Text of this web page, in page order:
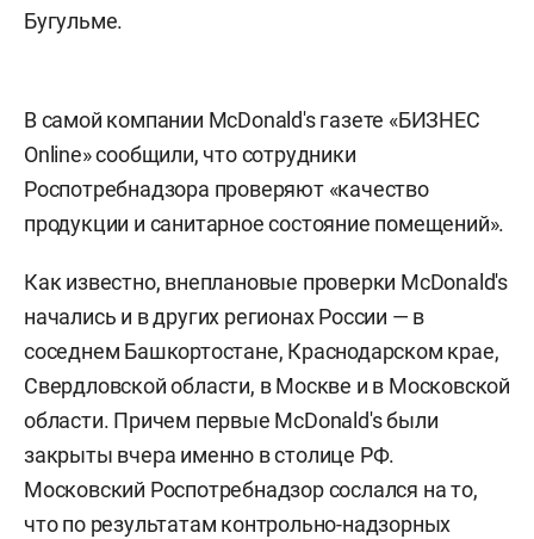
Бугульме.
В самой компании МсDonald's газете «БИЗНЕС
Online» сообщили, что сотрудники
Роспотребнадзора проверяют «качество
продукции и санитарное состояние помещений».
Как известно, внеплановые проверки МсDonald's
начались и в других регионах России — в
соседнем Башкортостане, Краснодарском крае,
Свердловской области, в Москве и в Московской
области. Причем первые МсDonald's были
закрыты вчера именно в столице РФ.
Московский Роспотребнадзор сослался на то,
что по результатам контрольно-надзорных